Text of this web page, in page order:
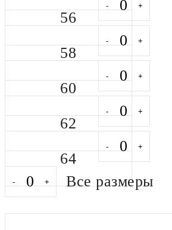
56
- +
58
- +
60
- +
62
- +
64
- +
- + Все размеры